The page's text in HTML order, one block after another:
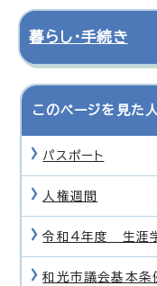
暮らし・手続き
このページを見た
パスポート
人権週間
令和4年度 生涯学
和光市議会基本条